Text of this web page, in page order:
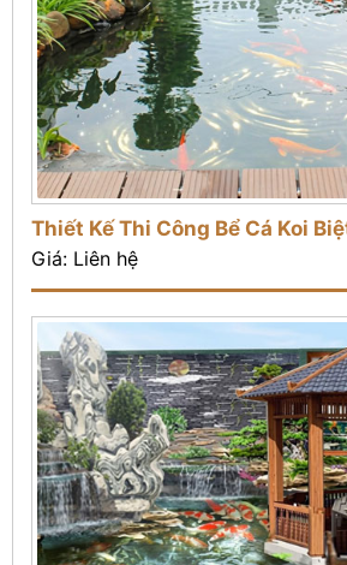
Thiết Kế Thi Công Bể Cá Koi
Giá: Liên hệ